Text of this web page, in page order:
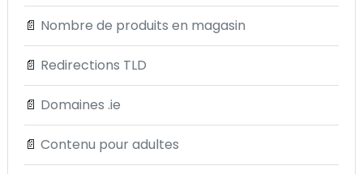
📄 Nombre de produits en magasin
📄 Redirections TLD
📄 Domaines .ie
📄 Contenu pour adultes